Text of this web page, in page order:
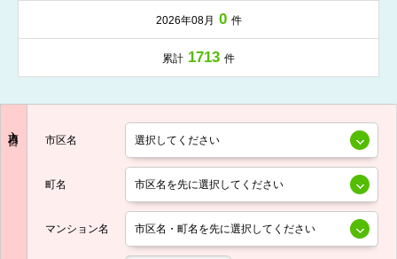
2026年08月 0 件
累計 1713 件
市区名
町名
マンション名